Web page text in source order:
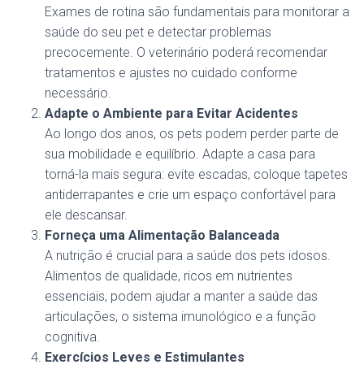
Exames de rotina são fundamentais para monitorar a
saúde do seu pet e detectar problemas
precocemente. O veterinário poderá recomendar
tratamentos e ajustes no cuidado conforme
necessário.
Adapte o Ambiente para Evitar Acidentes
Ao longo dos anos, os pets podem perder parte de
sua mobilidade e equilíbrio. Adapte a casa para
torná-la mais segura: evite escadas, coloque tapetes
antiderrapantes e crie um espaço confortável para
ele descansar.
Forneça uma Alimentação Balanceada
A nutrição é crucial para a saúde dos pets idosos.
Alimentos de qualidade, ricos em nutrientes
essenciais, podem ajudar a manter a saúde das
articulações, o sistema imunológico e a função
cognitiva.
Exercícios Leves e Estimulantes